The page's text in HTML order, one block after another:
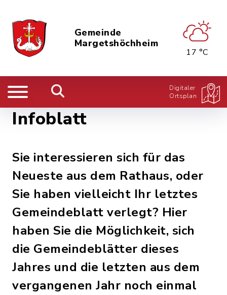
Gemeinde
Margetshöchheim
17 °C
Digitaler
Ortsplan
Infoblatt
Sie interessieren sich für das
Neueste aus dem Rathaus, oder
Sie haben vielleicht Ihr letztes
Gemeindeblatt verlegt? Hier
haben Sie die Möglichkeit, sich
die Gemeindeblätter dieses
Jahres und die letzten aus dem
vergangenen Jahr noch einmal